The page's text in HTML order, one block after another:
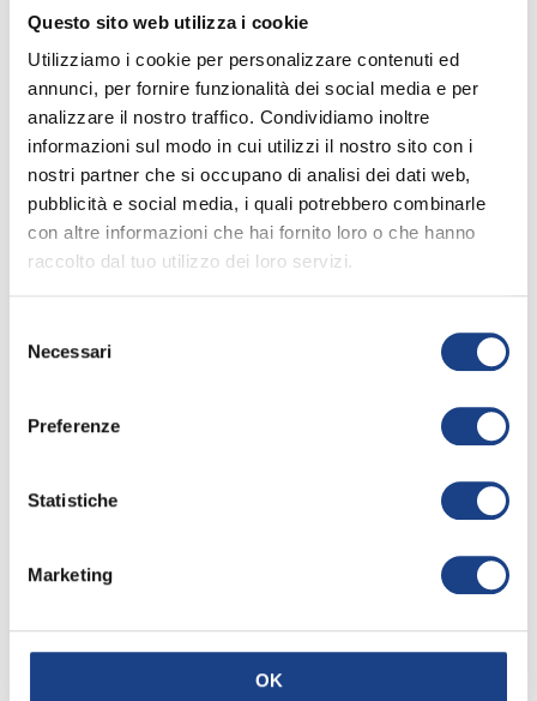
Questo sito web utilizza i cookie
Utilizziamo i cookie per personalizzare contenuti ed
annunci, per fornire funzionalità dei social media e per
analizzare il nostro traffico. Condividiamo inoltre
informazioni sul modo in cui utilizzi il nostro sito con i
nostri partner che si occupano di analisi dei dati web,
pubblicità e social media, i quali potrebbero combinarle
con altre informazioni che hai fornito loro o che hanno
raccolto dal tuo utilizzo dei loro servizi.
delNecessari
Preferenze
Statistiche
Marketing
OK
La finale all’Arena
Siamo arrivati nell’arena dopo pranzo
e lospettacolo che ci siamo trovati di
fronte ci ha tolto il fiato… nei giorni
precedenti avevamo avuto
aggiornamenti sul procedere dei
lavori all’Arena, ma non avremmo mai
immaginato di ritrovarci di fronte a
sedie vuote
e a chi ha tenuto in mano il lavoro.
persone arrivassero davvero! Perché è
un po’ come quando si organizza una
festa, si invitano tutti gli amici, si